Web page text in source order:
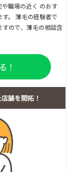
職場の近く のおす
。 薄毛の経験者で
すので、薄毛の相談含
！
舗を開拓！